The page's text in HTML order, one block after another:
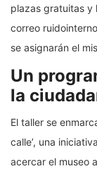
plazas gratuitas y
correo
se asignarán el
Un
la
El taller se
calle’, una
acercar el museo